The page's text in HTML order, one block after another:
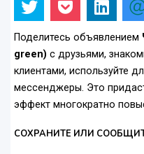
Поделитесь объявлением
green) с друзьями,
клиентами, используйте
мессенджеры. Это
эффект многократно
СОХРАНИТЕ ИЛИ